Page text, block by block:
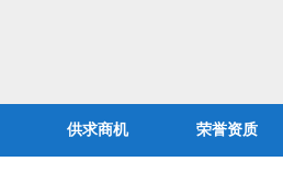
供求商机 荣誉资质